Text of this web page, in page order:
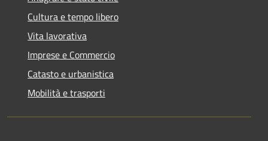
Cultura e tempo libero
Vita lavorativa
Imprese e Commercio
Catasto e urbanistica
Mobilità e trasporti